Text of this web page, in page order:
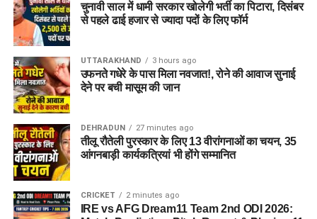
चुनावी साल में धामी सरकार खोलेगी भर्ती का पिटारा, दिसंबर
से पहले ढाई हजार से ज्यादा पदों के लिए फॉर्म
UTTARAKHAND 3 hours ago
उफनते गधेरे के पास मिला नवजात!, रोने की आवाज सुनाई
देने पर बची मासूम की जान
DEHRADUN 27 minutes ago
तीलू रौतेली पुरस्कार के लिए 13 वीरांगनाओं का चयन, 35
आंगनबाड़ी कार्यकत्रियां भी होंगे सम्मानित
CRICKET 2 minutes ago
IRE vs AFG Dream11 Team 2nd ODI 2026: